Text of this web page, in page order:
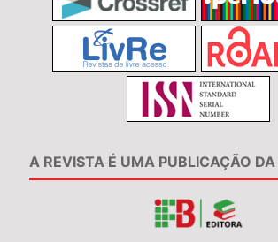
A REVISTA É UMA PUBLICAÇÃO